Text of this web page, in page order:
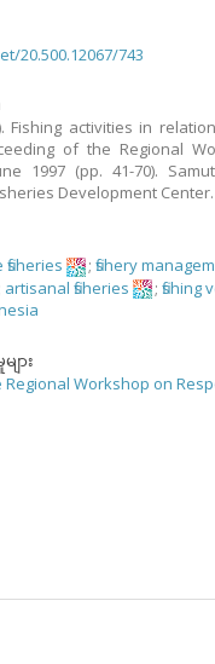
20.500.12067/743
Fishing activities in
of the Regional
1997 (pp. 41-70).
Development Center.
;fishery
artisanal fisheries ;fishing
ျား
Workshop on